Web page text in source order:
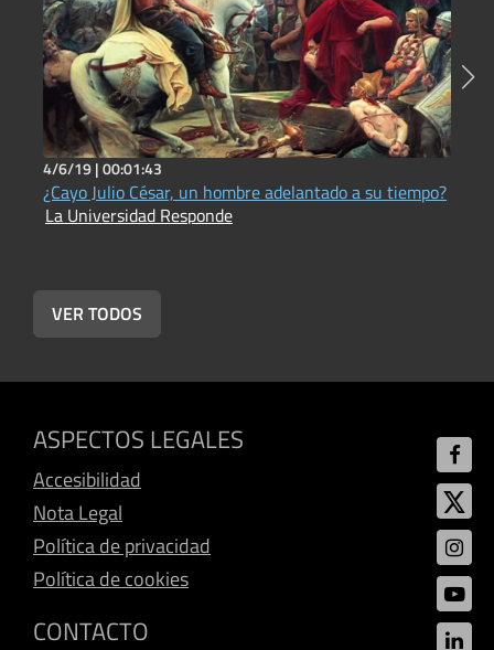
4/6/19 |00:01:43
¿Cayo Julio César, un hombre adelantado a su tiempo?
La Universidad Responde
VER TODOS
ASPECTOS LEGALES
Accesibilidad
Nota Legal
Política de privacidad
Política de cookies
CONTACTO